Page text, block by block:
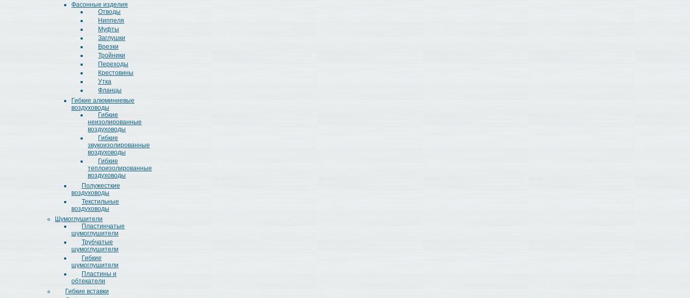
Фасонные изделия
Отводы
Ниппеля
Муфты
Заглушки
Врезки
Тройники
Переходы
Крестовины
Утка
Фланцы
Гибкие алюминиевые
воздуховоды
Гибкие
неизолированные
воздуховоды
Гибкие
звукоизолированные
воздуховоды
Гибкие
теплоизолированные
воздуховоды
Полужесткие
воздуховоды
Текстильные
воздуховоды
Шумоглушители
Пластинчатые
шумоглушители
Трубчатые
шумоглушители
Гибкие
шумоглушители
Пластины и
обтекатели
Гибкие вставки